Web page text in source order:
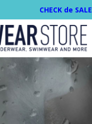
CHECK de SALE